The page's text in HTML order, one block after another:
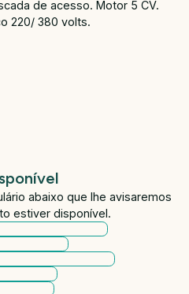
de acesso. Motor 5 CV.
220/ 380 volts.
abaixo que lhe avisaremos
estiver disponível.